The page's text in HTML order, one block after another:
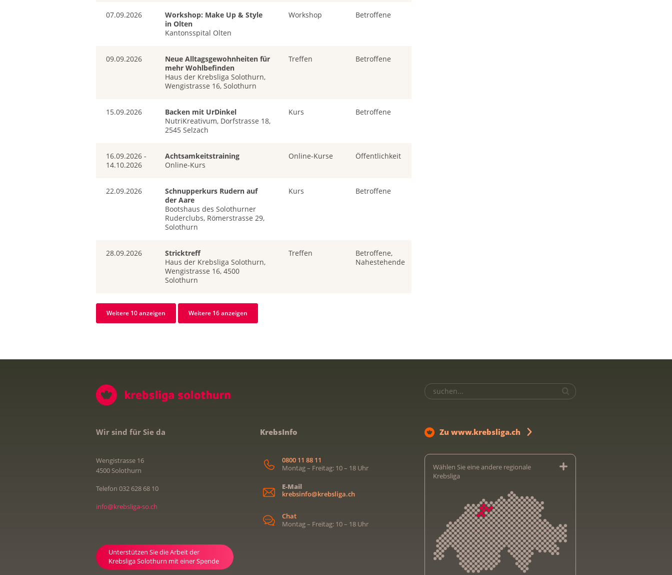
07.09.2026
Workshop: Make Up & Style
in Olten
Kantonsspital Olten
Workshop Betroffene
09.09.2026
Neue Alltagsgewohnheiten für
mehr Wohlbefinden
Haus der Krebsliga Solothurn,
Wengistrasse 16, Solothurn
Treffen Betroffene
15.09.2026
Backen mit UrDinkel
NutriKreativum, Dorfstrasse 18,
2545 Selzach
Kurs Betroffene
16.09.2026 -
14.10.2026
Achtsamkeitstraining
Online-Kurs
Online-Kurse Öffentlichkeit
22.09.2026
Schnupperkurs Rudern auf
der Aare
Bootshaus des Solothurner
Ruderclubs, Römerstrasse 29,
Solothurn
Kurs Betroffene
28.09.2026
Stricktreff
Haus der Krebsliga Solothurn,
Wengistrasse 16, 4500
Solothurn
Treffen
Betroffene,
Nahestehende
Weitere 10 anzeigen Weitere 16 anzeigen
Wir sind für Sie da
Wengistrasse 16
4500 Solothurn
Telefon 032 628 68 10
info@krebsliga-so.ch
Unterstützen Sie die Arbeit der
Krebsliga Solothurn mit einer Spende
KrebsInfo
0800 11 88 11
Montag – Freitag: 10 – 18 Uhr
E-Mail
krebsinfo@krebsliga.ch
Chat
Montag – Freitag: 10 – 18 Uhr
Zu www.krebsliga.ch
Wählen Sie eine andere regionale
Krebsliga